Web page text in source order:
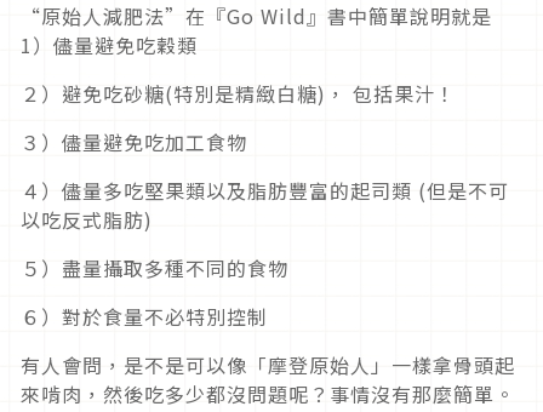
“原始人減肥法”在『Go Wild』書中簡單說明就是
1）儘量避免吃穀類
２）避免吃砂糖(特別是精緻白糖)， 包括果汁！
３）儘量避免吃加工食物
４）儘量多吃堅果類以及脂肪豐富的起司類 (但是不可
以吃反式脂肪)
５）盡量攝取多種不同的食物
６）對於食量不必特別控制
有人會問，是不是可以像「摩登原始人」一樣拿骨頭起
來啃肉，然後吃多少都沒問題呢？事情沒有那麼簡單。